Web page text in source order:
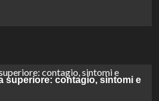
superiore: contagio, sintomi e